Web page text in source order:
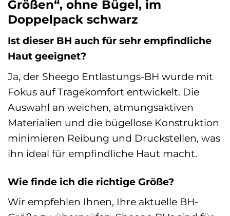
Größen“, ohne Bügel, im
Doppelpack schwarz
Ist dieser BH auch für sehr empfindliche
Haut geeignet?
Ja, der Sheego Entlastungs-BH wurde mit
Fokus auf Tragekomfort entwickelt. Die
Auswahl an weichen, atmungsaktiven
Materialien und die bügellose Konstruktion
minimieren Reibung und Druckstellen, was
ihn ideal für empfindliche Haut macht.
Wie finde ich die richtige Größe?
Wir empfehlen Ihnen, Ihre aktuelle BH-